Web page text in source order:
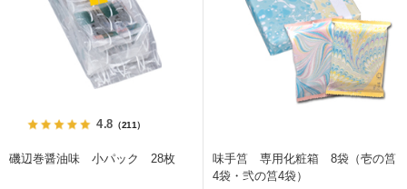
4.8（211）
磯辺巻醤油味 小パック 28枚
味手筥 専用化粧箱 8袋（壱の筥
4袋・弐の筥4袋）